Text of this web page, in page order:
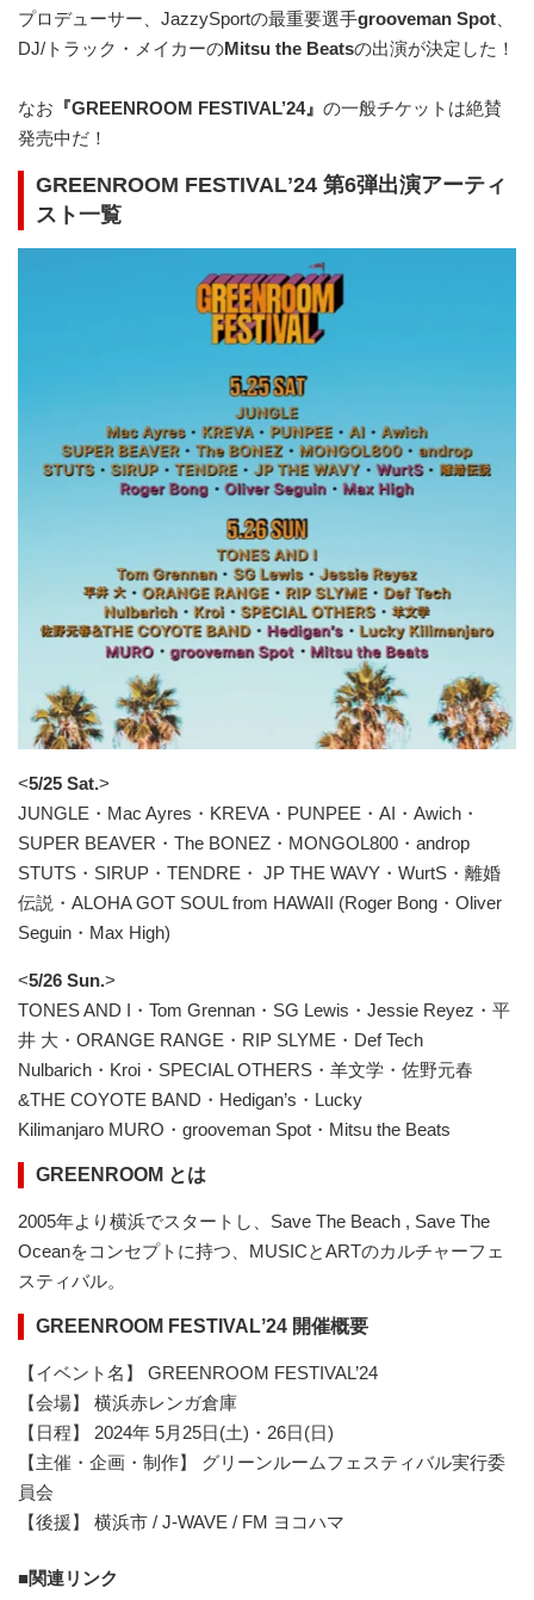
プロデューサー、JazzySportの最重要選手grooveman Spot
DJ/トラック・メイカーのMitsu the Beatsの出演が決定した！
なお 『GREENROOM FESTIVAL’24』 の一般チケットは絶賛
発売中だ！
GREENROOM FESTIVALʼ24 第6弾出演アーティ
スト一覧
<5/25 Sat.>
JUNGLE・Mac Ayres・KREVA・PUNPEE・AI・Awich・
SUPER BEAVER・The BONEZ・MONGOL800・androp
STUTS・SIRUP・TENDRE・ JP THE WAVY・WurtS・離婚
伝説・ALOHA GOT SOUL from HAWAII (Roger Bong・Oliver
Seguin・Max High)
<5/26 Sun.>
TONES AND I・Tom Grennan・SG Lewis・Jessie Reyez・平
井 大・ORANGE RANGE・RIP SLYME・Def Tech
Nulbarich・Kroi・SPECIAL OTHERS・羊文学・佐野元春
&THE COYOTE BAND・Hedigan’s・Lucky
Kilimanjaro MURO・grooveman Spot・Mitsu the Beats
GREENROOM とは
2005年より横浜でスタートし、Save The Beach , Save The
Oceanをコンセプトに持つ、MUSICとARTのカルチャーフェ
スティバル。
GREENROOM FESTIVALʼ24 開催概要
【イベント名】 GREENROOM FESTIVAL’24
【会場】 横浜赤レンガ倉庫
【日程】 2024年 5月25日(土)・26日(日)
【主催・企画・制作】 グリーンルームフェスティバル実行委
員会
【後援】 横浜市 / J-WAVE / FM ヨコハマ
関連リンク